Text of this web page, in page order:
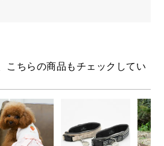
こちらの商品もチェックしてい